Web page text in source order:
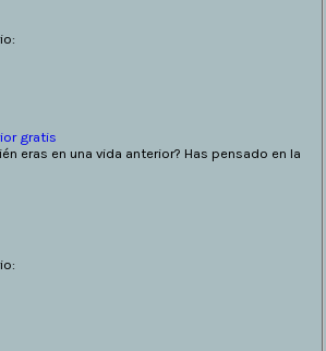
gratis
eras en una vida anterior? Has pensado en la